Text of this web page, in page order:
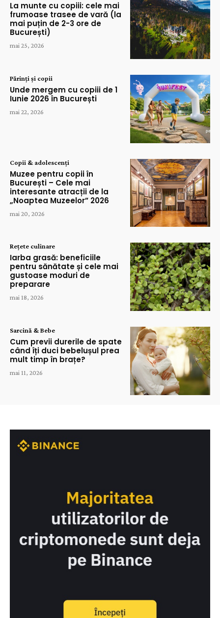
La munte cu copiii: cele mai
frumoase trasee de vară (la
mai puțin de 2-3 ore de
București)
mai 25, 2026
Părinți și copii
Unde mergem cu copiii de 1
Iunie 2026 în București
mai 22, 2026
Copii & adolescenți
Muzee pentru copii în
București – Cele mai
interesante atracții de la
„Noaptea Muzeelor” 2026
mai 20, 2026
Rețete culinare
Iarba grasă: beneficiile
pentru sănătate și cele mai
gustoase moduri de
preparare
mai 18, 2026
Sarcină & Bebe
Cum previi durerile de spate
când îți duci bebelușul prea
mult timp în brațe?
mai 11, 2026